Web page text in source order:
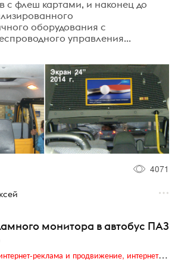
с флеш картами, и наконец до
оборудования с
управления...
4071
монитора в автобус ПАЗ
Digital (web-дизайн, интернет-реклама и продвижение, интернет-сообщества и блоги, интернет-коммуникации, мобильный маркетинг, реклама на цифровых экранах)